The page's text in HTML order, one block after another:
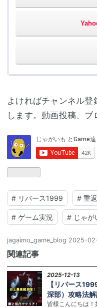
よければチャンネル
します。動画投稿、ブ
# リバース1999 # 重
# ゲーム実況 # じゃ
jagaimo_game_blog 2025-
関連記事
2025-12-13
【リバース
深部）攻略法
皆様こんにちは